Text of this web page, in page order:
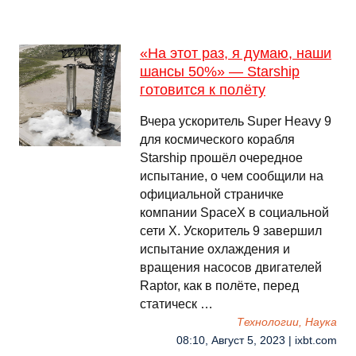
«На этот раз, я думаю, наши
шансы 50%» — Starship
готовится к полёту
Вчера ускоритель Super Heavy 9
для космического корабля
Starship прошёл очередное
испытание, о чем сообщили на
официальной страничке
компании SpaceX в социальной
сети X. Ускоритель 9 завершил
испытание охлаждения и
вращения насосов двигателей
Raptor, как в полёте, перед
статическ …
Технологии, Наука
08:10, Август 5, 2023 | ixbt.com